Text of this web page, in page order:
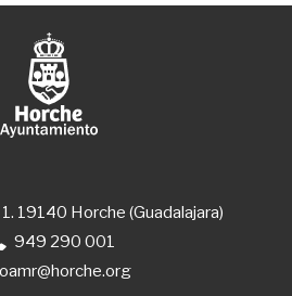
19140 Horche (Guadalajara)
949 290 001
oamr@horche.org